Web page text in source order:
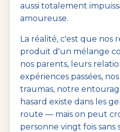
aussi totalement
amoureuse.
La réalité, c'est que nos
produit d'un mélange
nos parents, leurs
expériences passées,
traumas, notre
hasard existe dans les
route — mais on peut
personne vingt fois sans